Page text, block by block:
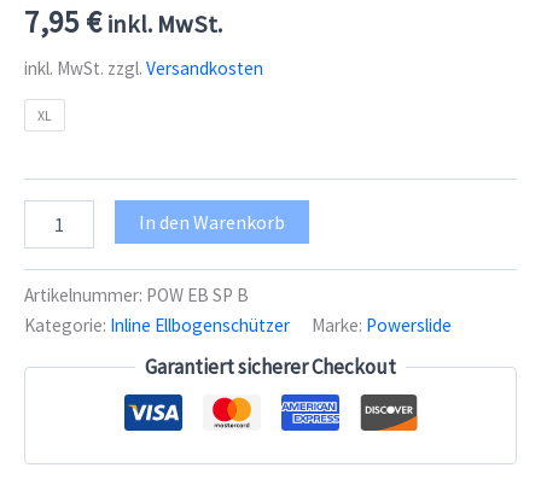
7,95€ inkl. MwSt.
inkl. MwSt. zzgl. Versandkosten
XL
Sports
Blau
Menge
In den Warenkorb
Artikelnummer: POW EB SP B
Kategorie: Inline Ellbogenschützer Marke: Powerslide
Garantiert sicherer Checkout